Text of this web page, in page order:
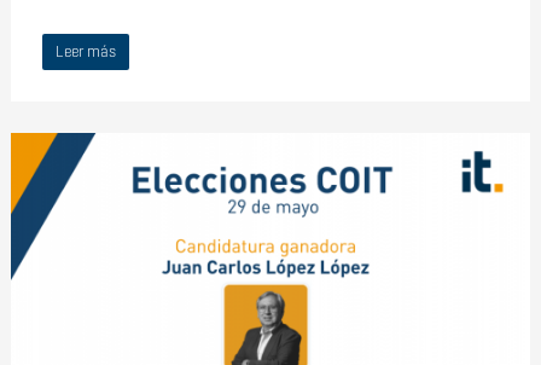
Leer más